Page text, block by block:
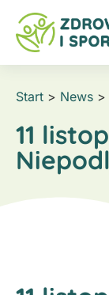
Start > News >
11